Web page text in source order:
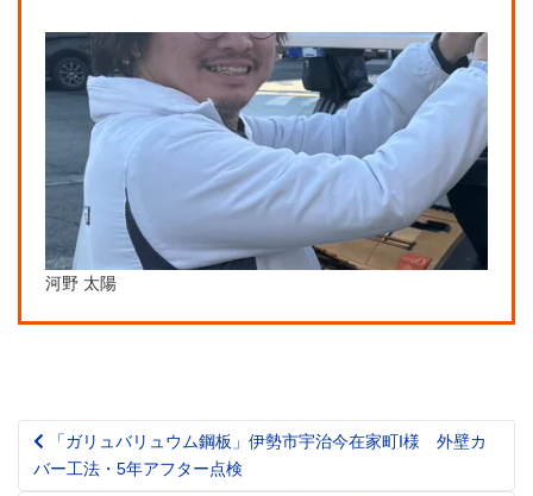
河野 太陽
Post
navigation
「ガリュバリュウム鋼板」伊勢市宇治今在家町I様 外壁カ
バー工法・5年アフター点検